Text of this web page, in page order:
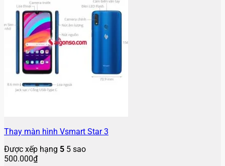
Thay màn hình Vsmart Star 3
Được xếp hạng 5 5 sao
500.000₫